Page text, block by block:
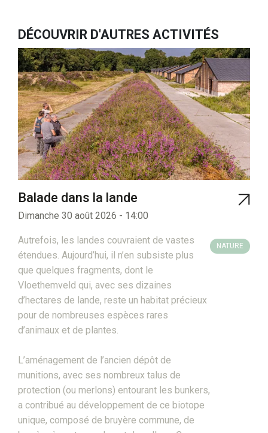
DÉCOUVRIR D'AUTRES ACTIVITÉS
Balade dans la lande
Dimanche 30 août 2026 - 14:00
Autrefois, les landes couvraient de vastes
étendues. Aujourd’hui, il n’en subsiste plus
que quelques fragments, dont le
Vloethemveld qui, avec ses dizaines
d’hectares de lande, reste un habitat précieux
pour de nombreuses espèces rares
d’animaux et de plantes.
L’aménagement de l’ancien dépôt de
munitions, avec ses nombreux talus de
protection (ou merlons) entourant les bunkers,
a contribué au développement de ce biotope
unique, composé de bruyère commune, de
NATURE